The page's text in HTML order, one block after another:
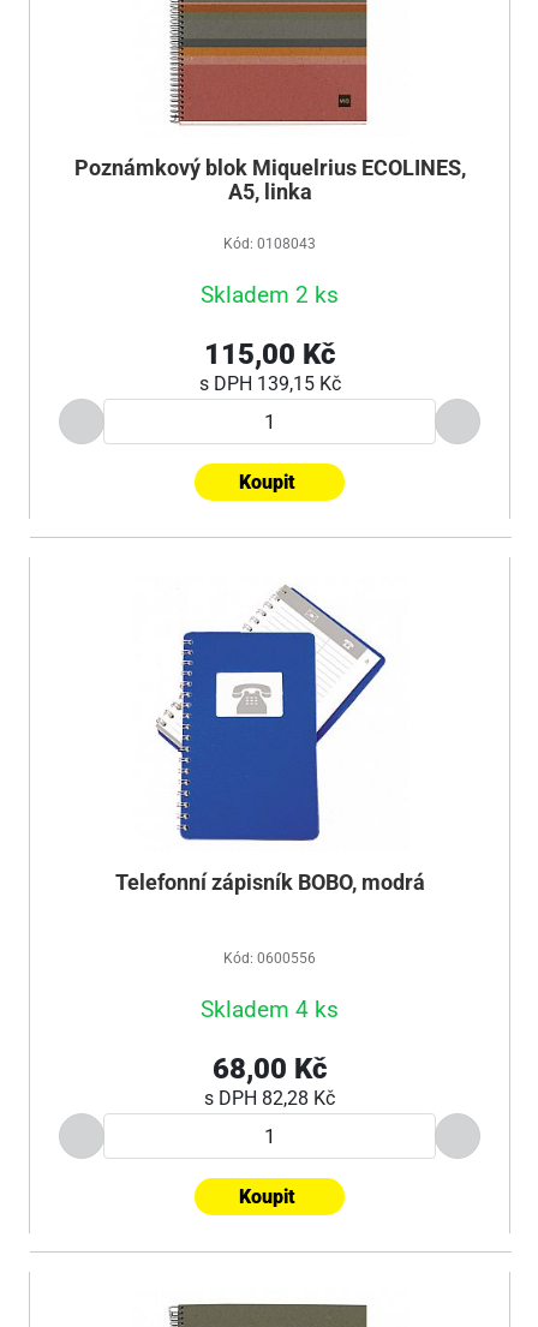
Poznámkový blok Miquelrius ECOLINES,
A5, linka
Kód: 0108043
Skladem 2 ks
115,00 Kč
s DPH 139,15 Kč
Koupit
Telefonní zápisník BOBO, modrá
Kód: 0600556
Skladem 4 ks
68,00 Kč
s DPH 82,28 Kč
Koupit